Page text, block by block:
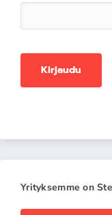
Kirjaudu
Yrityksemme on